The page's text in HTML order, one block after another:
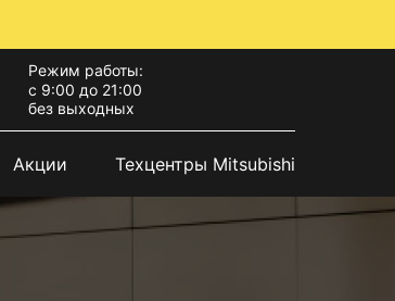
Режим работы:
с 9:00 до 21:00
без выходных
Акции Техцентры Mitsubishi